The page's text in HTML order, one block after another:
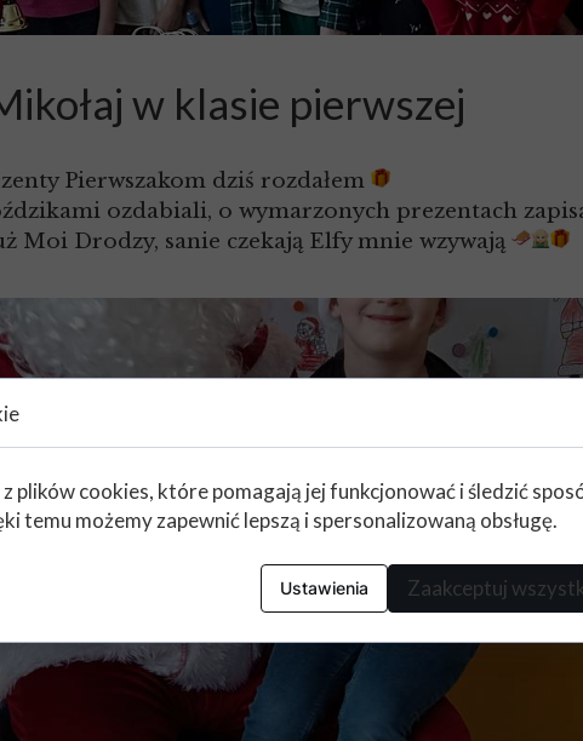
w klasie pierwszej
Pierwszakom dziś rozdałem
ozdabiali, o wymarzonych prezentach
Moi Drodzy, sanie czekają Elfy mnie wzywają
plików cookies, które pomagają jej funkcjonować i śledzić
temu możemy zapewnić lepszą i spersonalizowaną obsługę.
Ustawienia Zaakceptuj